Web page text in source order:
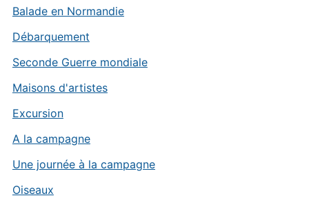
Balade en Normandie
Débarquement
Seconde Guerre mondiale
Maisons d'artistes
Excursion
A la campagne
Une journée à la campagne
Oiseaux